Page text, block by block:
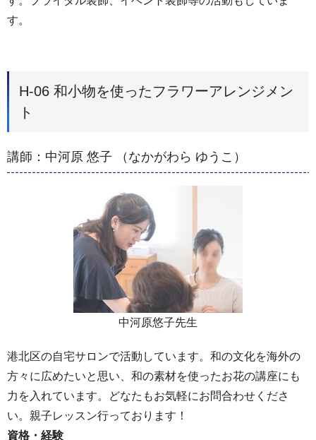
す。
H-06 和小物を使ったフラワーアレンジメン
ト
講師：中河原 悠子 （なかがわら ゆうこ）
中河原悠子先生
港北区の自宅サロンで活動しています。和の文化を海外の
方々に広めたいと思い、和の素材を使ったお花の講座にも
力を入れています。どなたもお気軽にお問合わせくださ
い。親子レッスン行っております！
資格・経験